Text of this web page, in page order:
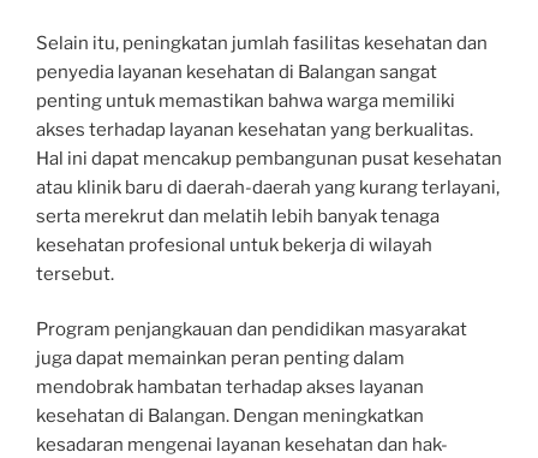
Selain itu, peningkatan jumlah fasilitas kesehatan dan
penyedia layanan kesehatan di Balangan sangat
penting untuk memastikan bahwa warga memiliki
akses terhadap layanan kesehatan yang berkualitas.
Hal ini dapat mencakup pembangunan pusat kesehatan
atau klinik baru di daerah-daerah yang kurang terlayani,
serta merekrut dan melatih lebih banyak tenaga
kesehatan profesional untuk bekerja di wilayah
tersebut.
Program penjangkauan dan pendidikan masyarakat
juga dapat memainkan peran penting dalam
mendobrak hambatan terhadap akses layanan
kesehatan di Balangan. Dengan meningkatkan
kesadaran mengenai layanan kesehatan dan hak-